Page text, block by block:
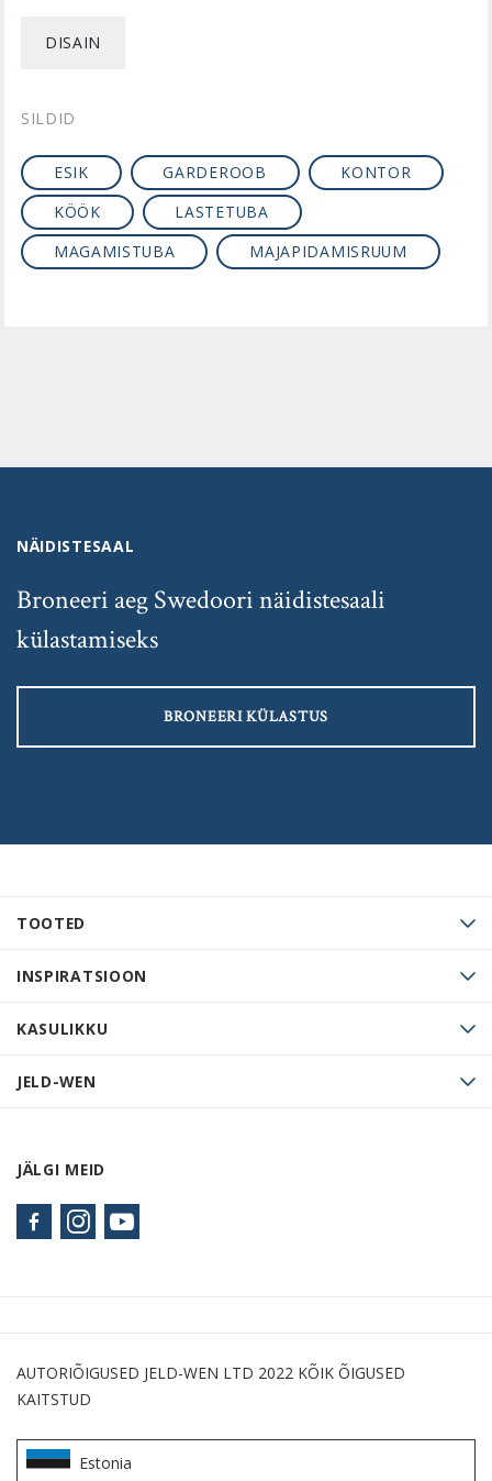
DISAIN
SILDID
ESIK GARDEROOB
KONTOR
KÖÖK
LASTETUBA
MAGAMISTUBA
MAJAPIDAMISRUUM
TOOTED
INSPIRATSIOON
KASULIKKU
JELD-WEN
JÄLGI MEID
NÄIDISTESAAL
Broneeri aeg Swedoori näidistesaali
külastamiseks
BRONEERI KÜLASTUS
AUTORIÕIGUSED JELD-WEN LTD 2022 KÕIK ÕIGUSED
KAITSTUD
Estonia